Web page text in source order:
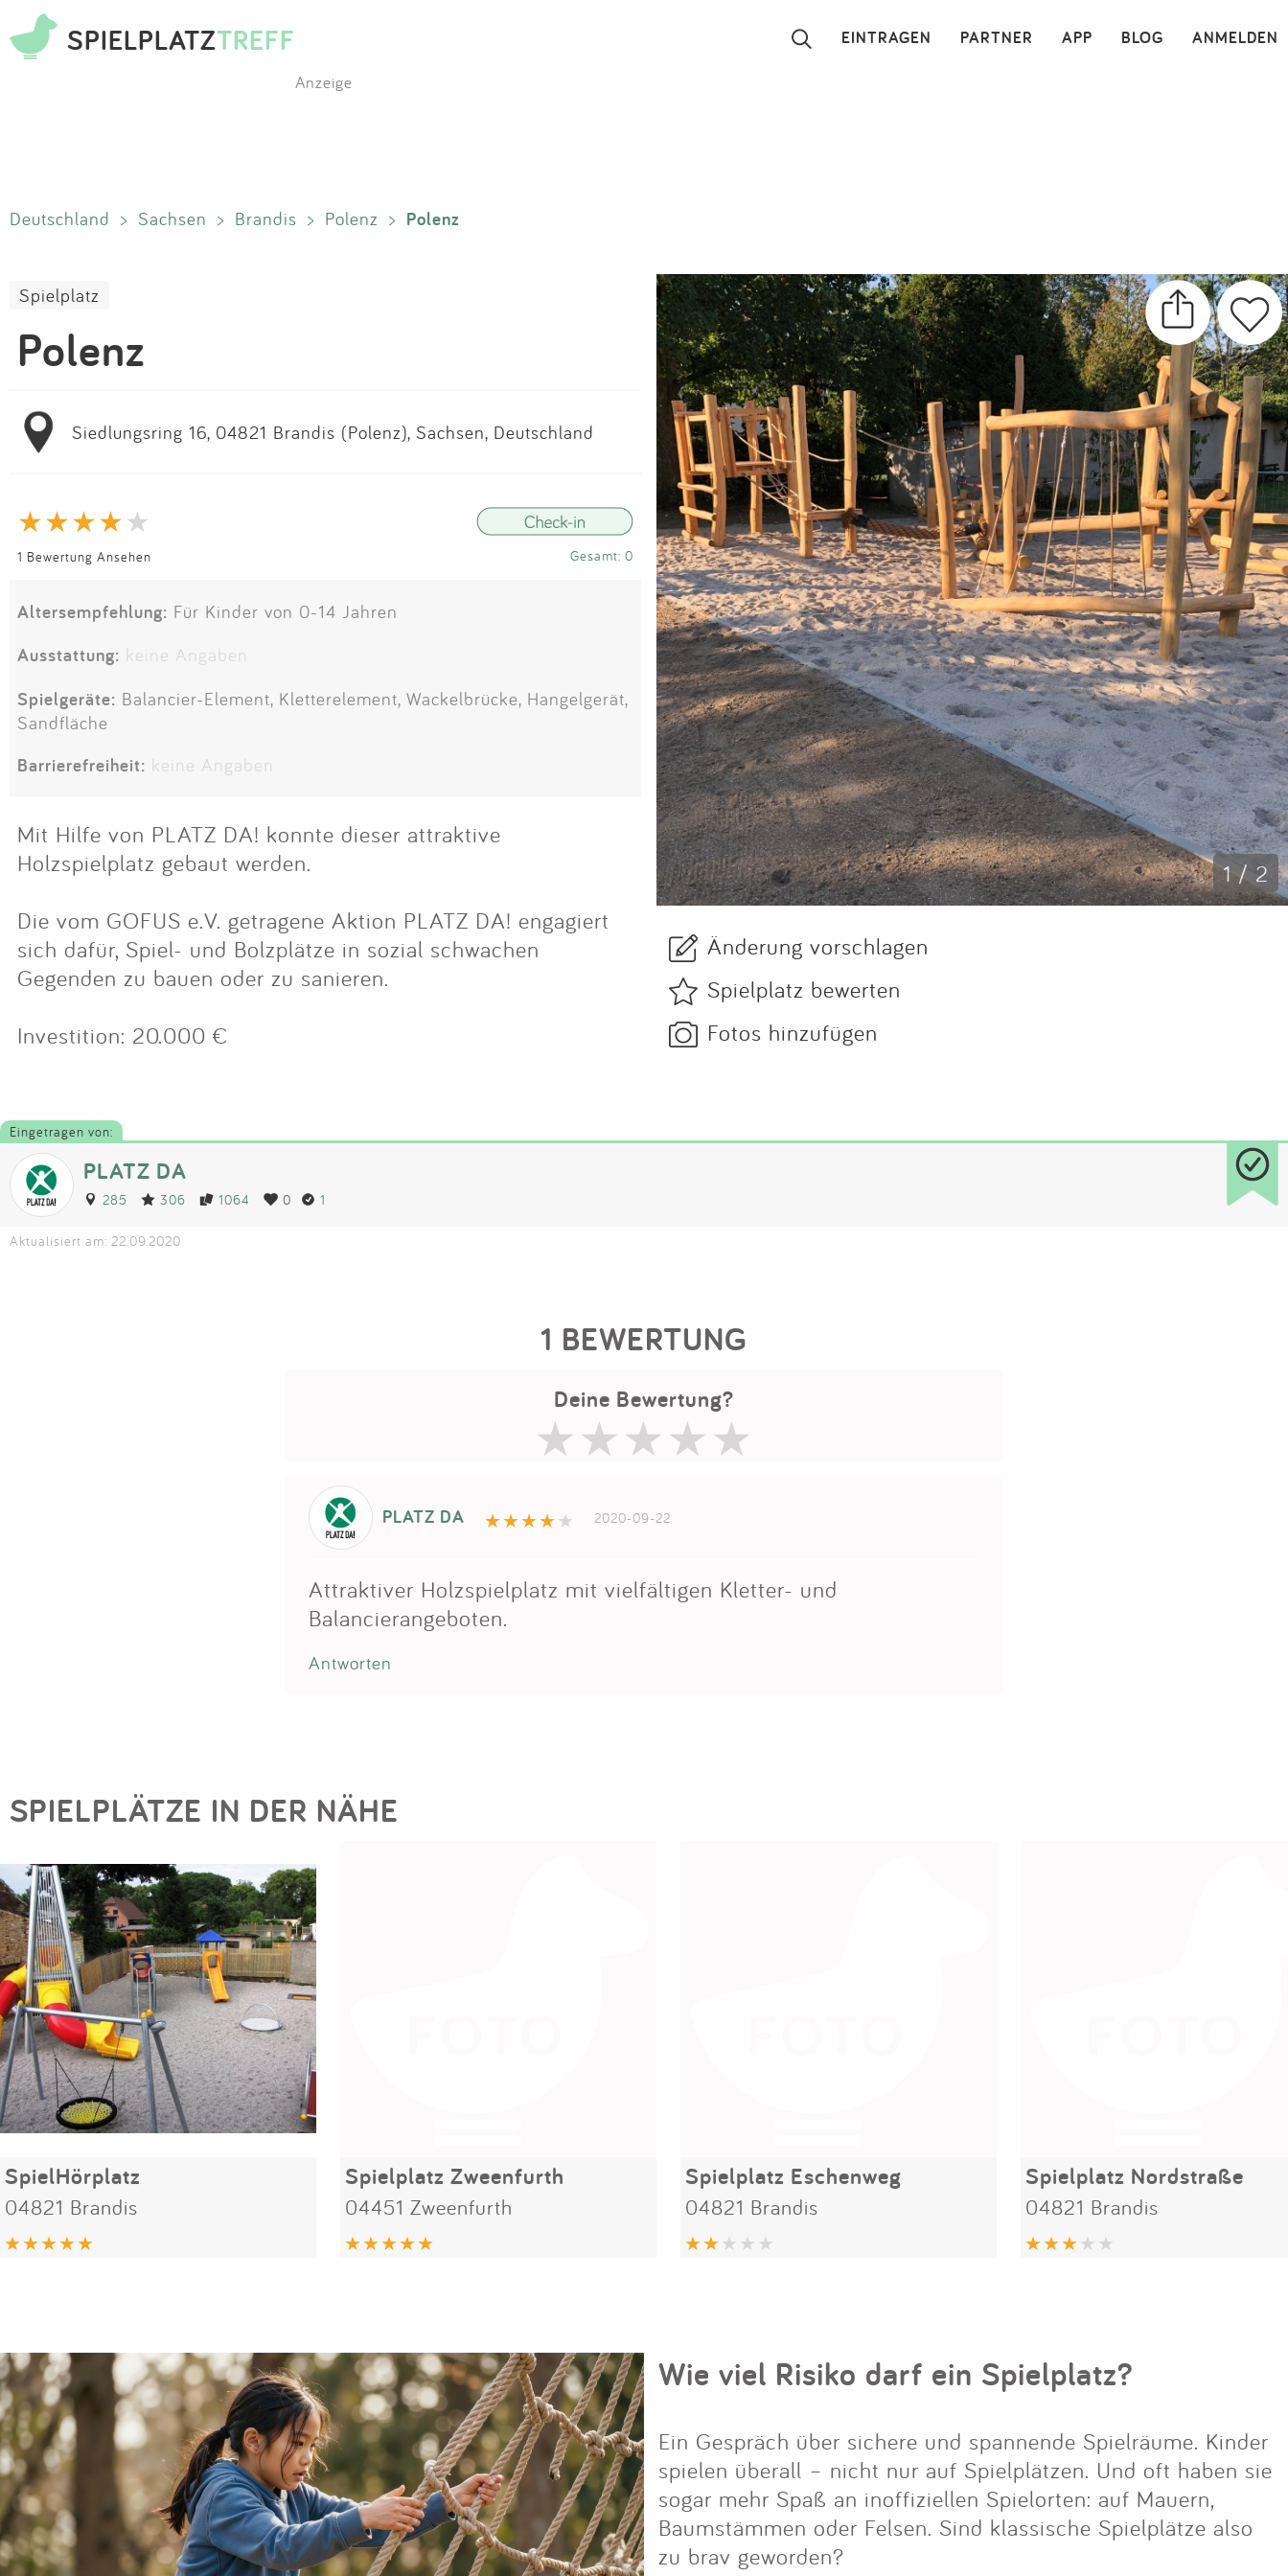
SPIELPLATZTREFF ANMELDEN
BLOG
APP
PARTNER
EINTRAGEN ×
Blog
Partner
Kontakt
Impressum
Anmelden
Anzeige
Deutschland > Sachsen > Brandis > Polenz > Polenz
Spielplatz
Polenz
Siedlungsring 16, 04821 Brandis (Polenz), Sachsen, Deutschland
1 Bewertung Ansehen Gesamt: 0
Altersempfehlung: Für Kinder von 0-14 Jahren
Ausstattung: keine Angaben
Spielgeräte: Balancier-Element, Kletterelement, Wackelbrücke, Hangelgerät,
Sandfläche
Barrierefreiheit: keine Angaben
Mit Hilfe von PLATZ DA! konnte dieser attraktive
Holzspielplatz gebaut werden.
Die vom GOFUS e.V. getragene Aktion PLATZ DA! engagiert
sich dafür, Spiel- und Bolzplätze in sozial schwachen
Gegenden zu bauen oder zu sanieren.
Investition: 20.000 €
1 / 2
Änderung vorschlagen
Spielplatz bewerten
Fotos hinzufügen
Eingetragen von:
PLATZ DA
285 306 1064 0 1
Aktualisiert am: 22.09.2020
1 BEWERTUNG
Deine Bewertung?
PLATZ DA 2020-09-22
Attraktiver Holzspielplatz mit vielfältigen Kletter- und
Balancierangeboten.
Antworten
SPIELPLÄTZE IN DER NÄHE
SpielHörplatz
04821 Brandis
Spielplatz Zweenfurth
04451 Zweenfurth
Spielplatz Eschenweg
04821 Brandis
Spielplatz Nordstraße
04821 Brandis
Wie viel Risiko darf ein Spielplatz?
Ein Gespräch über sichere und spannende Spielräume. Kinder
spielen überall – nicht nur auf Spielplätzen. Und oft haben sie
sogar mehr Spaß an inoffiziellen Spielorten: auf Mauern,
Baumstämmen oder Felsen. Sind klassische Spielplätze also
zu brav geworden?